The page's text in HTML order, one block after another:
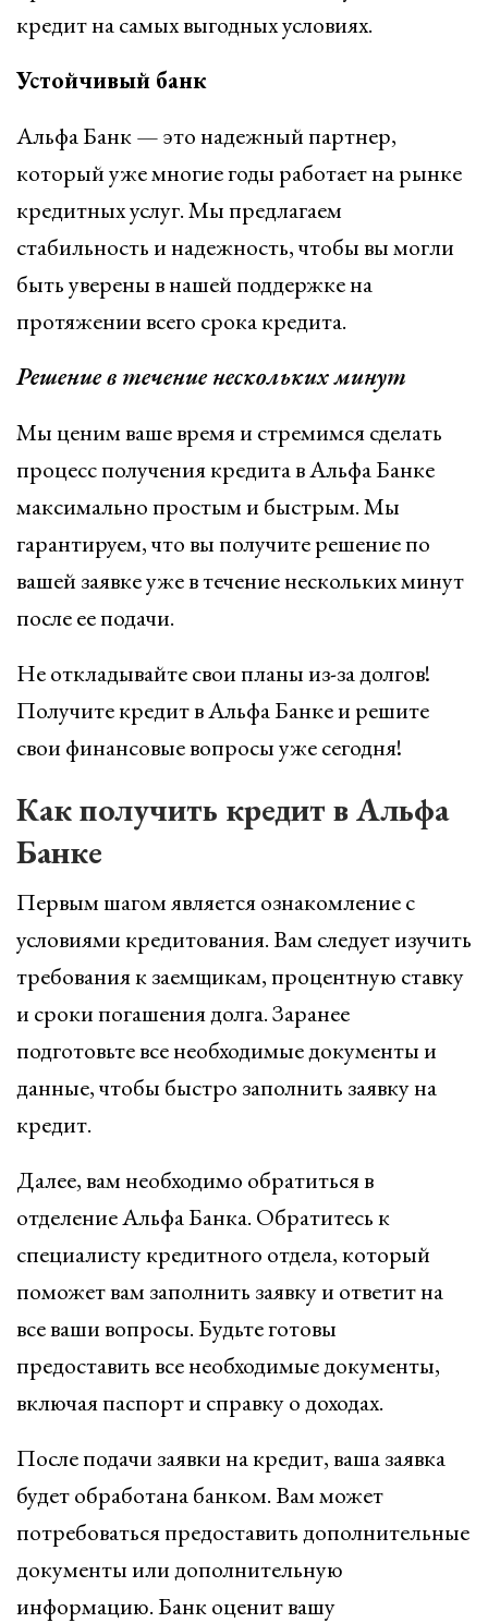
кредит на самых выгодных условиях.
Устойчивый банк
Альфа Банк — это надежный партнер,
который уже многие годы работает на рынке
кредитных услуг. Мы предлагаем
стабильность и надежность, чтобы вы могли
быть уверены в нашей поддержке на
протяжении всего срока кредита.
Решение в течение нескольких минут
Мы ценим ваше время и стремимся сделать
процесс получения кредита в Альфа Банке
максимально простым и быстрым. Мы
гарантируем, что вы получите решение по
вашей заявке уже в течение нескольких минут
после ее подачи.
Не откладывайте свои планы из-за долгов!
Получите кредит в Альфа Банке и решите
свои финансовые вопросы уже сегодня!
Как получить кредит в Альфа
Банке
Первым шагом является ознакомление с
условиями кредитования. Вам следует изучить
требования к заемщикам, процентную ставку
и сроки погашения долга. Заранее
подготовьте все необходимые документы и
данные, чтобы быстро заполнить заявку на
кредит.
Далее, вам необходимо обратиться в
отделение Альфа Банка. Обратитесь к
специалисту кредитного отдела, который
поможет вам заполнить заявку и ответит на
все ваши вопросы. Будьте готовы
предоставить все необходимые документы,
включая паспорт и справку о доходах.
После подачи заявки на кредит, ваша заявка
будет обработана банком. Вам может
потребоваться предоставить дополнительные
документы или дополнительную
информацию. Банк оценит вашу